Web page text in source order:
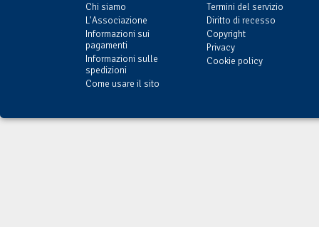
Chi siamo
L'Associazione
Informazioni sui
pagamenti
Informazioni sulle
spedizioni
Come usare il sito
Termini del servizio
Diritto di recesso
Copyright
Privacy
Cookie policy